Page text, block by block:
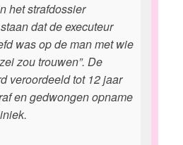
het strafdossier
dat de executeur
was op de man met wie
zou trouwen”. De
veroordeeld tot 12 jaar
en gedwongen opname